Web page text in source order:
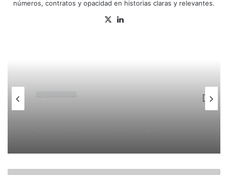
números, contratos y opacidad en historias claras y relevantes.
X